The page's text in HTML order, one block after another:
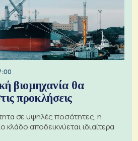
βιομηχανία θα
προκλήσεις
σε υψηλές ποσότητες, η
κλάδο αποδεικνύεται ιδιαίτερα